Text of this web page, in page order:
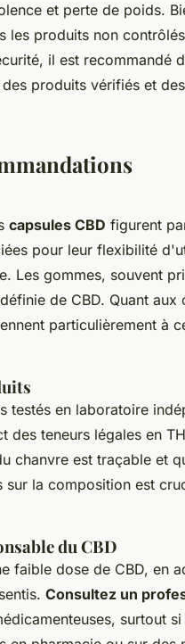
et perte de poids.
les produits non
il est recommandé
produits vérifiés et
capsules CBD figurent
pour leur flexibilité
Les gommes, souvent
de CBD. Quant aux
particulièrement à
testés en laboratoire
teneurs légales en
chanvre est traçable et
sur la composition est
du CBD
faible dose de CBD, en
Consultez un
surtout